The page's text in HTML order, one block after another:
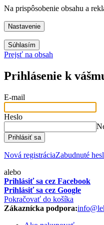
Na prispôsobenie obsahu a
Nastavenie
Súhlasím
Prejsť na obsah
Prihlásenie k
E-mail
Heslo
Prihlásiť sa
Nová registráciaZabudnuté
alebo
Prihlásiť sa cez Facebook
Prihlásiť sa cez Google
Pokračovať do košíka
Zákaznícka podpora: